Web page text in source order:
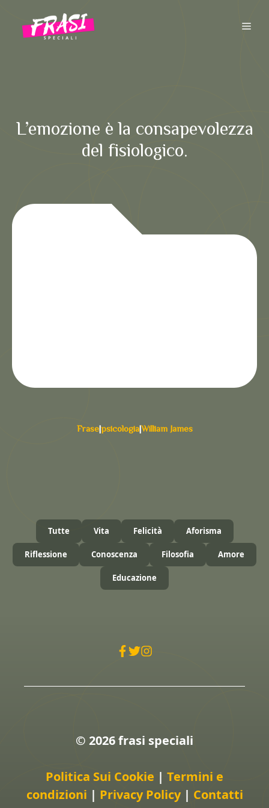
contenuto
L’emozione è la consapevolezza
del fisiologico.
Frase|psicologia|William James
Tutte Vita Felicità Aforisma
Riflessione Conoscenza Filosofia Amore
Educazione
© 2026 frasi speciali
Politica Sui Cookie | Termini e
condizioni | Privacy Policy | Contatti